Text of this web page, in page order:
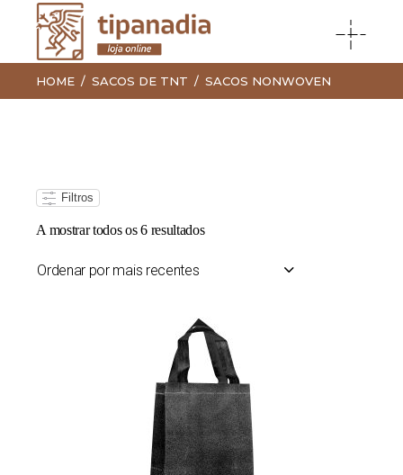
HOME SACOS DE TNT SACOS NONWOVEN
Filtros
A mostrar todos os 6 resultadosOrdenado
por
Ordenar por mais recentes